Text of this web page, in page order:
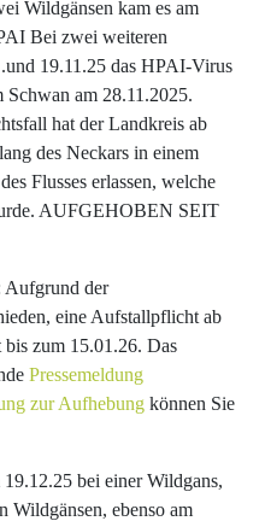
Wildgänsen kam es am
Bei zwei weiteren
19.11.25 das HPAI-Virus
Schwan am 28.11.2025.
hat der Landkreis ab
des Neckars in einem
Flusses erlassen, welche
AUFGEHOBEN SEIT
Aufgrund der
eine Aufstallpflicht ab
bis zum 15.01.26. Das
Pressemeldung
zur Aufhebung können Sie
bei einer Wildgans,
Wildgänsen, ebenso am